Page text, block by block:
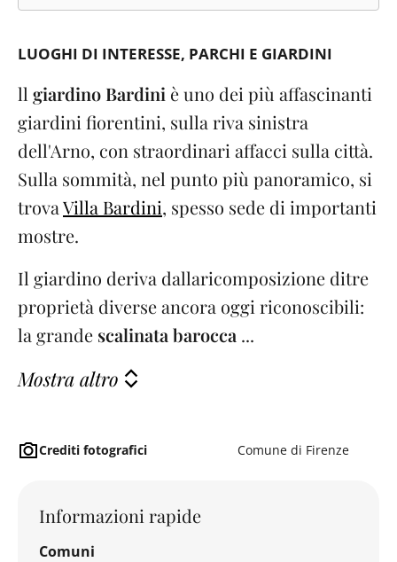
LUOGHI DI INTERESSE PARCHI E GIARDINI
ll giardino Bardini è uno dei più affascinanti
giardini fiorentini, sulla riva sinistra
dell'Arno, con straordinari affacci sulla città.
Sulla sommità, nel punto più panoramico, si
trovaVilla Bardini, spesso sede di importanti
mostre.
Il giardino deriva dallaricomposizione ditre
proprietà diverse ancora oggi riconoscibili:
la grande scalinata barocca ...
Mostra altro
Crediti fotografici Comune di Firenze
Informazioni rapide
Comuni